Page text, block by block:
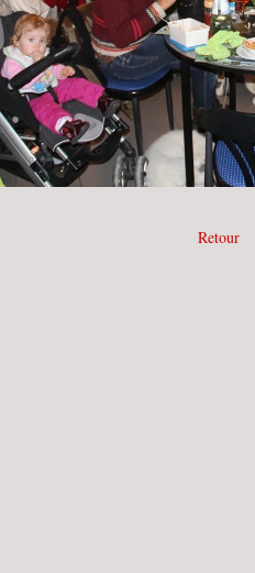
Retour